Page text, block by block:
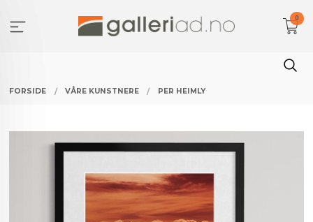
innholdet
0
FORSIDE VÅRE KUNSTNERE PER HEIMLY